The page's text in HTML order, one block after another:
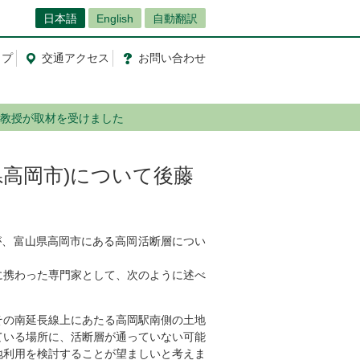
日本語 English 自動翻訳
交通アクセス お問い合わせ
授が取材を受けました
岡市)について後藤
富山県高岡市にある高岡活断層につい
わった専門家として、次のように述べ
南延長線上にあたる高岡駅南側の土地
る場所に、活断層が通っていない可能
用を検討することが望ましいと考えま